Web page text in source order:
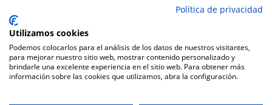
Política de privacidad
Utilizamos cookies
Podemos colocarlos para el análisis de los datos de nuestros visitantes,
para mejorar nuestro sitio web, mostrar contenido personalizado y
brindarle una excelente experiencia en el sitio web. Para obtener más
información sobre las cookies que utilizamos, abra la configuración.